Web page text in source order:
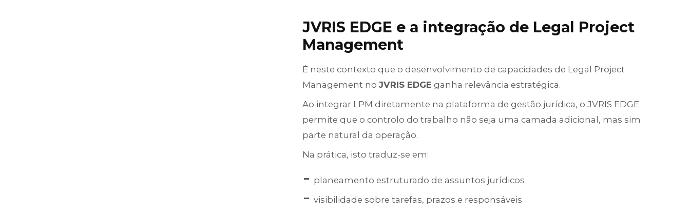
JVRIS EDGE e a integração de Legal Project
Management
É neste contexto que o desenvolvimento de capacidades de Legal Project
Management no JVRIS EDGE ganha relevância estratégica.
Ao integrar LPM diretamente na plataforma de gestão jurídica, o JVRIS EDGE
permite que o controlo do trabalho não seja uma camada adicional, mas sim
parte natural da operação.
Na prática, isto traduz-se em:
planeamento estruturado de assuntos jurídicos
visibilidade sobre tarefas, prazos e responsáveis